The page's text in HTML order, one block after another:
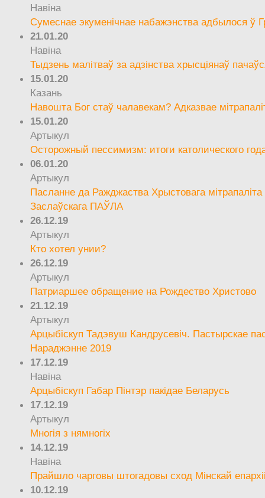
Навіна
Сумеснае экуменічнае набажэнства адбылося ў
21.01.20
Навіна
Тыдзень малітваў за адзінства хрысціянаў
15.01.20
Казань
Навошта Бог стаў чалавекам? Адказвае
15.01.20
Артыкул
Осторожный пессимизм: итоги католического
06.01.20
Артыкул
Пасланне да Ражджаства Хрыстовага мітрапаліта
Заслаўскага ПАЎЛА
26.12.19
Артыкул
Кто хотел унии?
26.12.19
Артыкул
Патриаршее обращение на Рождество Христово
21.12.19
Артыкул
Арцыбіскуп Тадэвуш Кандрусевіч. Пастырскае
Нараджэнне 2019
17.12.19
Навіна
Арцыбіскуп Габар Пінтэр пакідае Беларусь
17.12.19
Артыкул
Многія з нямногіх
14.12.19
Навіна
Прайшло чарговы штогадовы сход Мінскай
10.12.19